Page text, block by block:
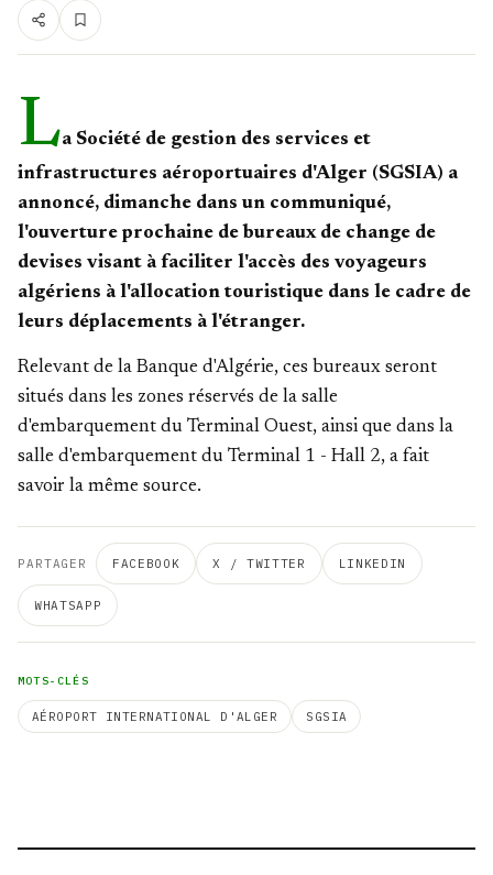
La Société de gestion des services et
infrastructures aéroportuaires d'Alger (SGSIA) a
annoncé, dimanche dans un communiqué,
l'ouverture prochaine de bureaux de change de
devises visant à faciliter l'accès des voyageurs
algériens à l'allocation touristique dans le cadre de
leurs déplacements à l'étranger.
Relevant de la Banque d'Algérie, ces bureaux seront
situés dans les zones réservés de la salle
d'embarquement du Terminal Ouest, ainsi que dans la
salle d'embarquement du Terminal 1 - Hall 2, a fait
savoir la même source.
PARTAGER FACEBOOK X / TWITTER LINKEDIN
WHATSAPP
MOTS-CLÉS
AÉROPORT INTERNATIONAL D'ALGER SGSIA